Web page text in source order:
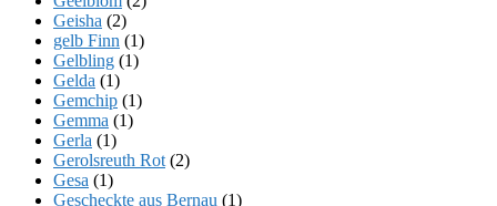
Geisha (2)
gelb Finn (1)
Gelbling (1)
Gelda (1)
Gemchip (1)
Gemma (1)
Gerla (1)
Gerolsreuth Rot (2)
Gesa (1)
Gescheckte aus Bernau (1)